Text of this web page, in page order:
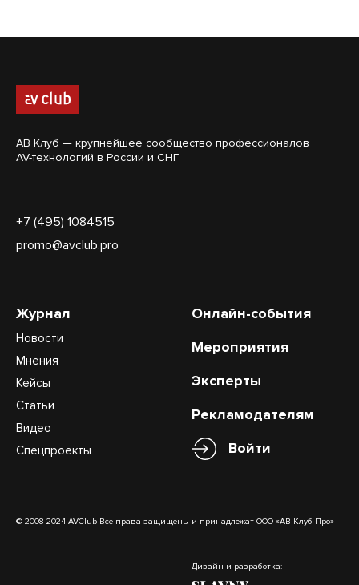
АВ Клуб — крупнейшее сообщество профессионалов
AV-технологий в России и СНГ
+7 (495) 1084515
promo@avclub.pro
Журнал
Новости
Мнения
Кейсы
Статьи
Видео
Спецпроекты
Онлайн-события
Мероприятия
Эксперты
Рекламодателям
Войти
© 2008-2024 AVClub Все права защищены и принадлежат ООО «АВ Клуб Про»
Дизайн и разработка: